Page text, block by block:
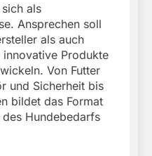
als
Ansprechen soll
als auch
innovative Produkte
Von Futter
und Sicherheit bis
bildet das Format
Hundebedarfs